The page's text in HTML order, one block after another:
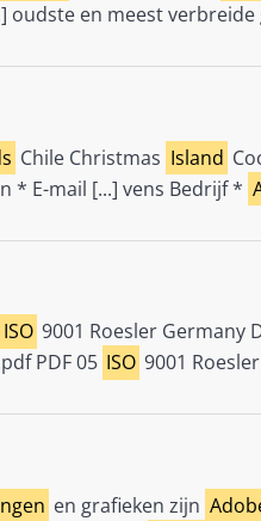
oudste en meest
Chile Christmas Island
* E-mail [...] vens Bedrijf *
ISO 9001 Roesler Germany
PDF 05 ISO 9001
en grafieken zijn